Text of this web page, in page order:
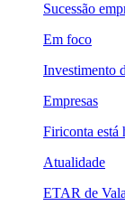
Sucessão
Em foco
Investimento
Empresas
Firiconta está
Atualidade
ETAR de